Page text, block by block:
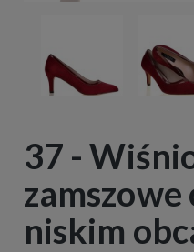
37 -
zamszowe
niskim